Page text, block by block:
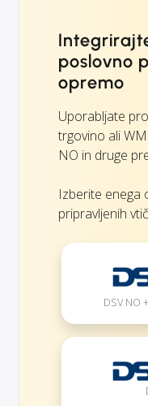
poslovno
opremo
Uporabljate
trgovino ali
NO in druge
Izberite enega
pripravljenih
DSV NO